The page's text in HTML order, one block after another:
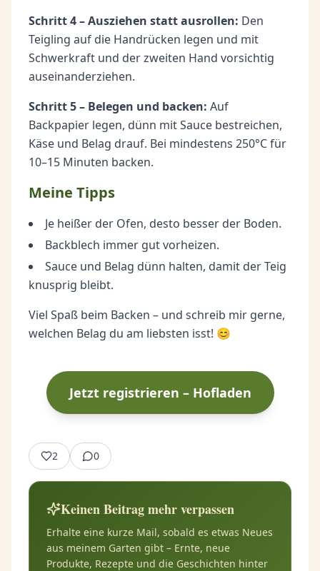
Schritt 4 – Ausziehen statt ausrollen: Den
Teigling auf die Handrücken legen und mit
Schwerkraft und der zweiten Hand vorsichtig
auseinanderziehen.
Schritt 5 – Belegen und backen: Auf
Backpapier legen, dünn mit Sauce bestreichen,
Käse und Belag drauf. Bei mindestens 250°C für
10–15 Minuten backen.
Meine Tipps
Je heißer der Ofen, desto besser der Boden.
Backblech immer gut vorheizen.
Sauce und Belag dünn halten, damit der Teig
knusprig bleibt.
Viel Spaß beim Backen – und schreib mir gerne,
welchen Belag du am liebsten isst! 😊
Jetzt registrieren – Hofladen
2 0
Keinen Beitrag mehr verpassen
Erhalte eine kurze Mail, sobald es etwas Neues
aus meinem Garten gibt – Ernte, neue
Produkte, Rezepte und die Geschichten hinter